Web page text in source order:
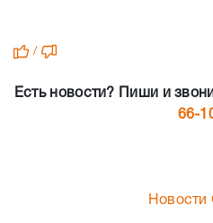
/
Есть новости? Пиши и
66-